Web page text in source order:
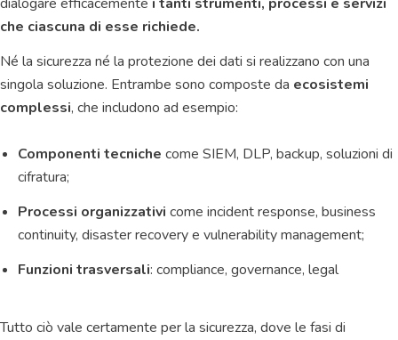
che ciascuna di esse richiede.
Né la sicurezza né la protezione dei dati si realizzano con una
singola soluzione. Entrambe sono composte da ecosistemi
complessi, che includono ad esempio:
Componenti tecniche come SIEM, DLP, backup, soluzioni di
cifratura;
Processi organizzativi come incident response, business
continuity, disaster recovery e vulnerability management;
Funzioni trasversali: compliance, governance, legal
Tutto ciò vale certamente per la sicurezza, dove le fasi di